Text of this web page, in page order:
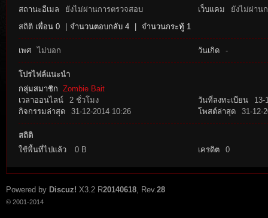
สถานะอีเมล
ยังไม่ผ่านการตรวจสอบ เว็บแคม
ยังไม่ผ่าน
สถิติ เพื่อน 0 จำนวนตอบกลับ 4 จำนวนกระทู้ 1
เพศ ไม่บอก วันเกิด -
โปรไฟล์แนะนำ
กลุ่มสมาชิก Zombie Bait
เวลาออนไลน์
2 ชั่วโมง วันที่ลงทะเบียน
13-
กิจกรรมล่าสุด
31-12-2014 10:26 โพสต์ล่าสุด 31-12-
สถิติ
ใช้พื้นที่ไปแล้ว
0 B เครดิต 0
Powered by Discuz! X3.2 R20140618, Rev.28
© 2001-2014